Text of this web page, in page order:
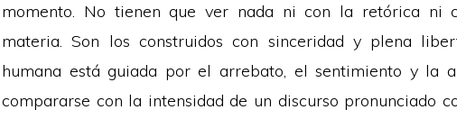
momento. No tienen que ver nada ni con la retórica ni
materia. Son los construidos con sinceridad y plena
humana está guiada por el arrebato, el sentimiento y la
compararse con la intensidad de un discurso pronunciado